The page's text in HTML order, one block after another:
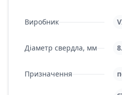
Виробник
Діаметр свердла, мм
Призначення